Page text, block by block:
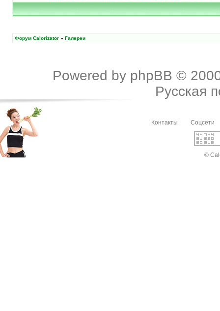
Форум Calorizator » Галереи
Powered by phpBB ©
Русская
Контакты Соцсети
©